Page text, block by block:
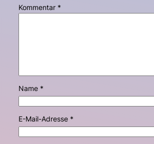
Kommentar *
Name *
E-Mail-Adresse *